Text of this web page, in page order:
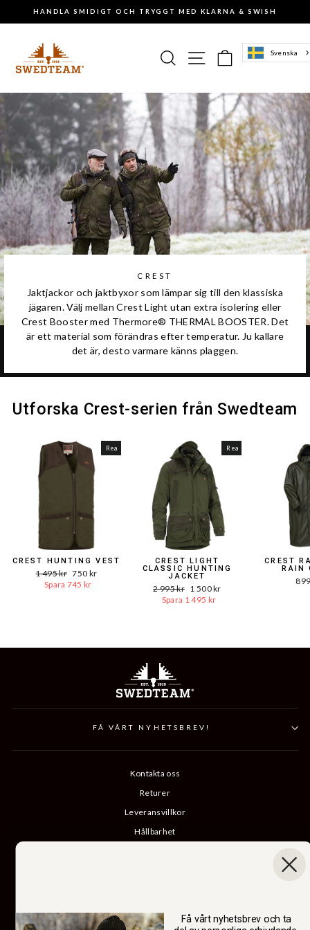
Pausa
HANDLA SMIDIGT OCH TRYGGT MED KLARNA & SWISH
Sök Sajtnavigering
Varukorg
Svenska
CREST
Jaktjackor och jaktbyxor som lämpar sig till den klassiska
jägaren. Välj mellan Crest Light utan extra isolering eller
Crest Booster med Thermore® THERMAL BOOSTER. Det
är ett material som förändras efter temperatur. Ju kallare
det är, desto varmare känns plaggen.
Utforska Crest-serien från Swedteam
Rea
CREST HUNTING VEST
Ord.
Pris
1 495 kr Reapris
750 kr
Spara 745 kr
Rea
CREST LIGHT
CLASSIC HUNTING
JACKET
Ord.
Pris
2 995 kr Reapris
1 500 kr
Spara 1 495 kr
CREST
RAIN
FÅ VÅRT NYHETSBREV!
Kontakta oss
Returer
Leveransvillkor
Hållbarhet
Få vårt nyhetsbrev och ta